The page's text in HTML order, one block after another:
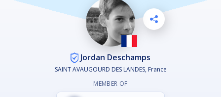
Jordan Deschamps
SAINT AVAUGOURD DES LANDES, France
MEMBER OF